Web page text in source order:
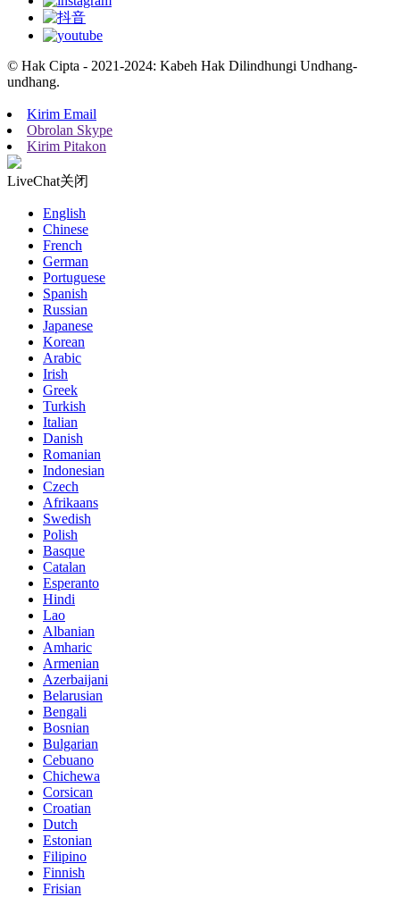
© Hak Cipta - 2021-2024: Kabeh Hak Dilindhungi Undhang-
undhang.
Kirim Email
Obrolan Skype
Kirim Pitakon
LiveChat关闭
English
Chinese
French
German
Portuguese
Spanish
Russian
Japanese
Korean
Arabic
Irish
Greek
Turkish
Italian
Danish
Romanian
Indonesian
Czech
Afrikaans
Swedish
Polish
Basque
Catalan
Esperanto
Hindi
Lao
Albanian
Amharic
Armenian
Azerbaijani
Belarusian
Bengali
Bosnian
Bulgarian
Cebuano
Chichewa
Corsican
Croatian
Dutch
Estonian
Filipino
Finnish
Frisian